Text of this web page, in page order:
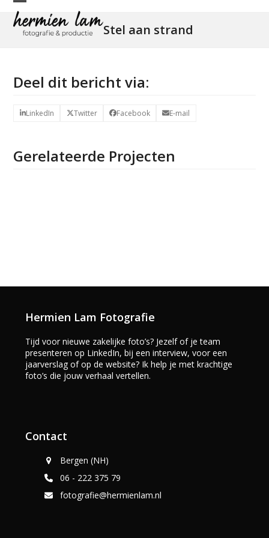
Skip
content
Open
mobile
Close
mobile
Stel aan strand
Deel dit bericht via:
LinkedIn Twitter Facebook E-mail
Gerelateerde Projecten
Hermien Lam Fotografie
Tijd voor nieuwe zakelijke foto’s? Jezelf of je team
presenteren op LinkedIn, bij een interview, voor een
jaarverslag of op de website? Ik help je met krachtige
foto’s die jouw verhaal vertellen.
Contact
Bergen (NH)
06 - 222 375 79
fotografie@hermienlam.nl